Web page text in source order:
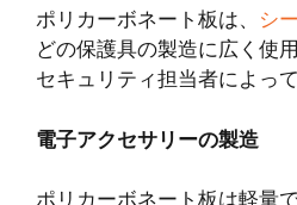
ポリカーボネート板は、 シ
どの保護具の製造に広く使
セキュリティ担当者によっ
電子アクセサリーの製造
ポリカーボネート板は軽量